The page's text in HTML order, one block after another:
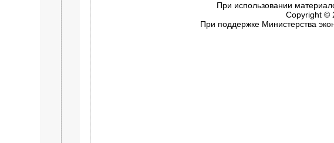
При использовании
Copyright ©
При поддержке Министерства